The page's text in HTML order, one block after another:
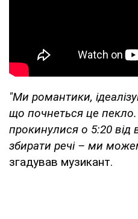
"Ми романтики,
що почнеться це
прокинулися о 5:20 від
збирати речі – ми
згадував музикант.